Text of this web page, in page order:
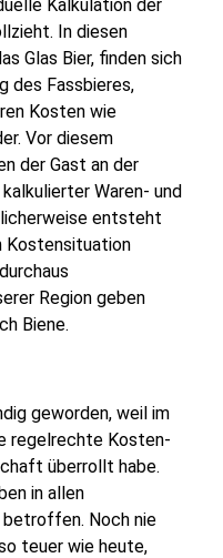
Kalkulation der
In diesen
Glas Bier, finden sich
des Fassbieres,
Kosten wie
Vor diesem
der Gast an der
Waren- und
entsteht
Kostensituation
Region geben
Biene.
geworden, weil im
regelrechte Kosten-
überrollt habe.
in allen
Noch nie
teuer wie heute,